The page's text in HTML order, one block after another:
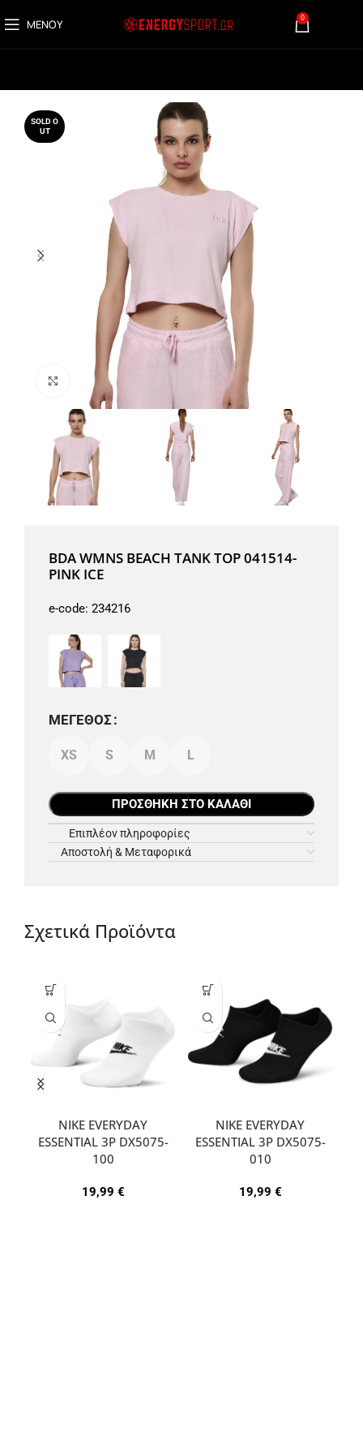
ΜΕΝΟΎ 0
SOLD O
UT
Μεγέθυνση
BDA WMNS BEACH TANK TOP 041514-
PINK ICE
e-code: 234216
ΜΈΓΕΘΟΣ
XS S M L
ΠΡΟΣΘΉΚΗ ΣΤΟ ΚΑΛΆΘΙ
Επιπλέον πληροφορίες
Αποστολή & Μεταφορικά
Σχετικά Προϊόντα
NIKE EVERYDAY
ESSENTIAL 3P DX5075-
100
19,99 €
NIKE EVERYDAY
ESSENTIAL 3P DX5075-
010
19,99 €